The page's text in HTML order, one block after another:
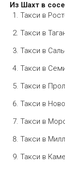
Из Шахт в
Такси в
Такси в
Такси в
Такси в
Такси в
Такси в
Такси в
Такси в
Такси в